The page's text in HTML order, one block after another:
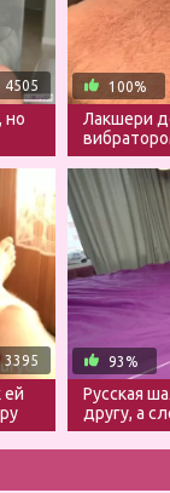
4505
но
100%
Лакшери
минет
3395
ей
93%
Русская
другу, а
на парня